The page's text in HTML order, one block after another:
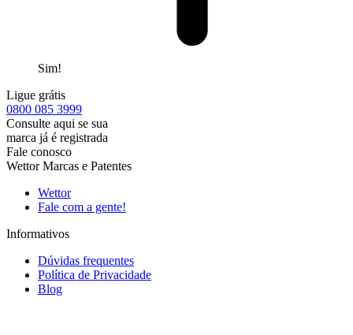
Sim!
Ligue grátis
0800 085 3999
Consulte aqui se sua
marca já é registrada
Fale conosco
Wettor Marcas e Patentes
Wettor
Fale com a gente!
Informativos
Dúvidas frequentes
Política de Privacidade
Blog